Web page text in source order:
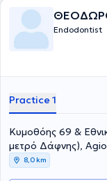
Endodontist
Practice 1
Κυμοθόης 69 &
μετρό Δάφνης),
8,0 km